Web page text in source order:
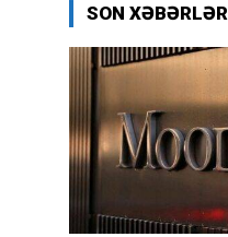
SON XƏBƏRLƏR